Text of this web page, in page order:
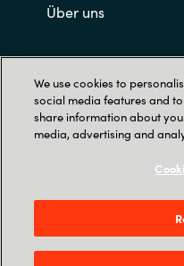
Über uns
Impressum und
Crayon Schweiz AG,
We use cookies to
social media features and
share information about
media, advertising and